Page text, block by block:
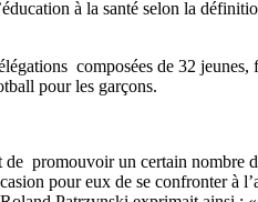
à la santé selon la
composées de 32
pour les garçons.
promouvoir un certain nombre
pour eux de se confronter à